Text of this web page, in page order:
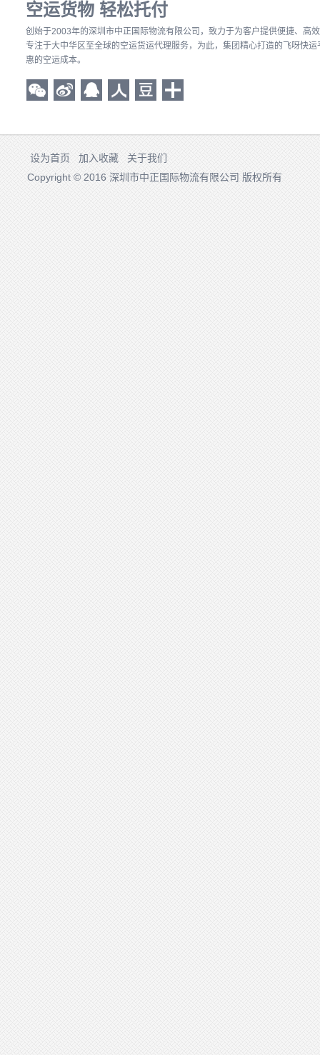
空运货物 轻松托付
创始于2003年的深圳市中正国际物流有限公司 ，致力于为客户提供便捷、高
专注于大中华区至全球的空运货运代理服务，为此，集团精心打造的飞呀快
惠的空运成本。
设为首页 加入收藏
关于我们
Copyright © 2016 深圳市中正国际物流有限公司 版权所有